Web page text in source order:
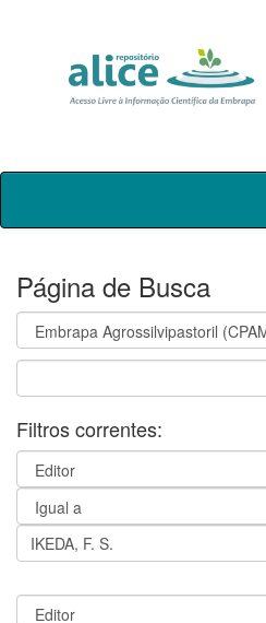
Skip
Página de Busca
Filtros correntes: